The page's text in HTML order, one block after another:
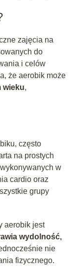
zajęcia na
do
i celów
że aerobik może
wieku,
często
na prostych
w
cardio oraz
grupy
aerobik jest
wydolność,
nie
fizycznego.